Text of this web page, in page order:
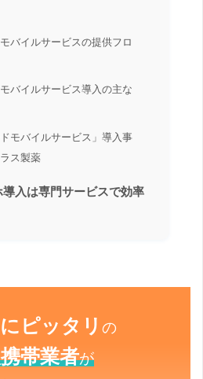
バイルサービスの提供フロ
バイルサービス導入の主な
ドモバイルサービス」導入事
ス製薬
導入は専門サービスで効率
ピッタリ の
帯業者が